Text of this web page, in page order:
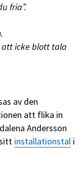
fria”.
att icke blott tala
av den
att flika in
Andersson
installationstal i